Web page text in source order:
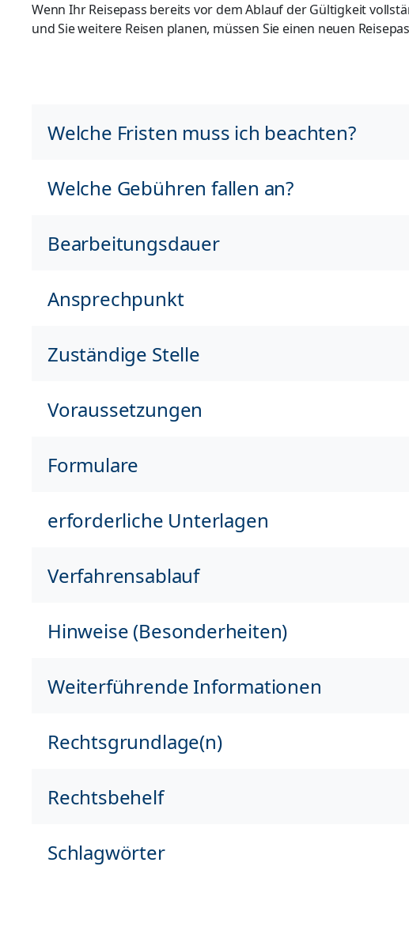
Wenn Ihr Reisepass bereits vor dem Ablauf der Gültigkeit
und Sie weitere Reisen planen, müssen Sie einen neuen
Welche Fristen muss ich beachten?
Welche Gebühren fallen an?
Bearbeitungsdauer
Ansprechpunkt
Zuständige Stelle
Voraussetzungen
Formulare
erforderliche Unterlagen
Verfahrensablauf
Hinweise (Besonderheiten)
Weiterführende Informationen
Rechtsgrundlage(n)
Rechtsbehelf
Schlagwörter